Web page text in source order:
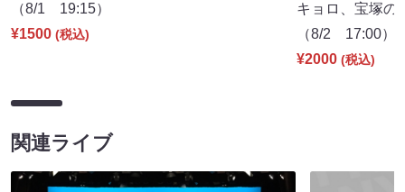
（8/1 19:15）
¥1500 (税込)
キョロ、宝塚の
（8/2 17:00）
¥2000 (税込)
関連ライブ